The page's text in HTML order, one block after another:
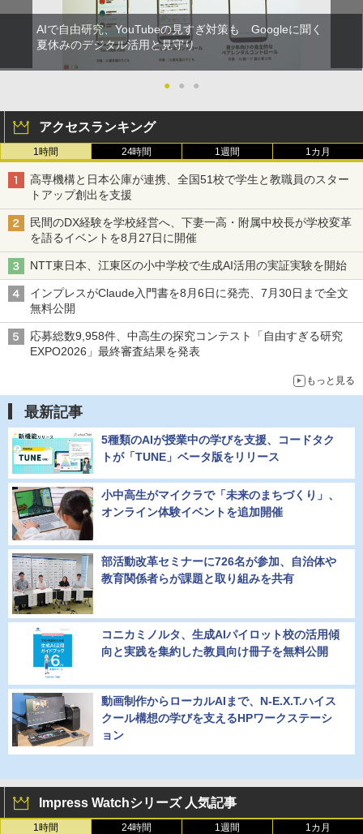
AIで自由研究、YouTubeの見すぎ対策も Googleに聞く
夏休みのデジタル活用と見守り
● ● ●
アクセスランキング
1時間 24時間 1週間 1カ月
高専機構と日本公庫が連携、全国51校で学生と教職員のスター
トアップ創出を支援
民間のDX経験を学校経営へ、下妻一高・附属中校長が学校変革
を語るイベントを8月27日に開催
NTT東日本、江東区の小中学校で生成AI活用の実証実験を開始
インプレスがClaude入門書を8月6日に発売、7月30日まで全文
無料公開
応募総数9,958件、中高生の探究コンテスト「自由すぎる研究
EXPO2026」最終審査結果を発表
もっと見る
最新記事
5種類のAIが授業中の学びを支援、コードタク
トが「TUNE」ベータ版をリリース
小中高生がマイクラで「未来のまちづくり」、
オンライン体験イベントを追加開催
部活動改革セミナーに726名が参加、自治体や
教育関係者らが課題と取り組みを共有
コニカミノルタ、生成AIパイロット校の活用傾
向と実践を集約した教員向け冊子を無料公開
動画制作からローカルAIまで、N-E.X.T.ハイス
クール構想の学びを支えるHPワークステーシ
ョン
Impress Watchシリーズ 人気記事
1時間 24時間 1週間 1カ月